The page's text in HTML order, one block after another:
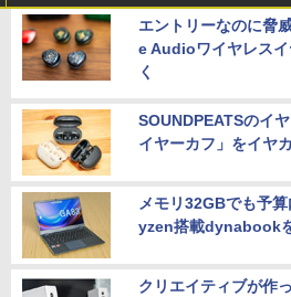
エントリーなのに脅
e Audioワイヤレス
く
SOUNDPEATSのイ
イヤーカフ」をイヤ
メモリ32GBでも予
yzen搭載dynabook
クリエイティブが作